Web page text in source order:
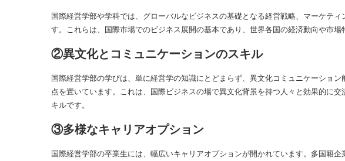
国際経営学部や学科では、グローバルなビジネスの基礎となる経営戦略、マーケテ
す。これらは、国際市場でのビジネス展開の基本であり、世界各国の経済動向や市場
②異文化とコミュニケーションのスキル
国際経営学部の学びは、単に経営学の知識にとどまらず、異文化コミュニケーショ
点を置いています。これは、国際ビジネスの場で異文化背景を持つ人々と効果的に
キルです。
③多様なキャリアオプション
国際経営学部の卒業生には、幅広いキャリアオプションが開かれています。多国籍